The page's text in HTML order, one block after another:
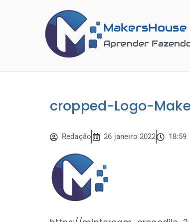
MakersHouse
Aprender
cropped-Logo-
Redação 26 janeiro 2022 18:59